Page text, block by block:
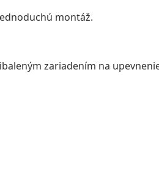
montáž.
zariadením na